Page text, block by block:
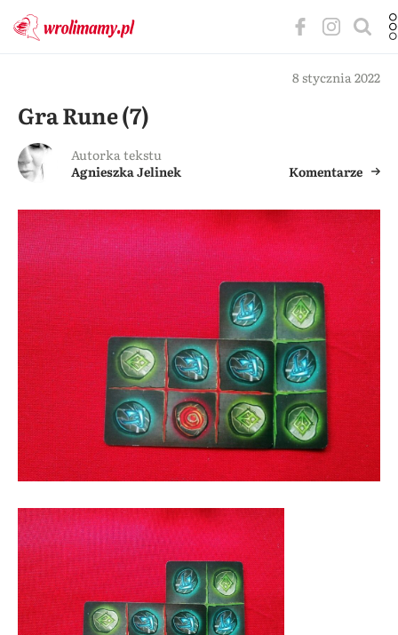
8 stycznia 2022
Gra Rune (7)
Autorka tekstu
Agnieszka Jelinek
Komentarze